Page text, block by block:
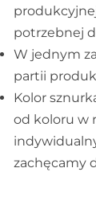
potrzebnej
W jednym
partii
Kolor
od koloru w
zachęcamy